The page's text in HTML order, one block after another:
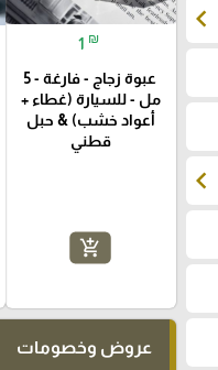
chevron_left
chevron_left
1 ₪
عبوة زجاج - فارغة - 5
مل - للسيارة (غطاء +
أعواد خشب) & حبل
قطني
add_shopping_cart
عروض وخصومات